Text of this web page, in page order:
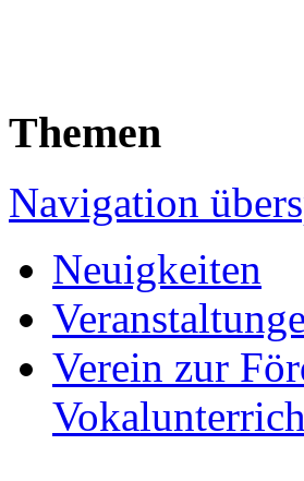
Themen
Navigation
Neuigkeiten
Verein zur